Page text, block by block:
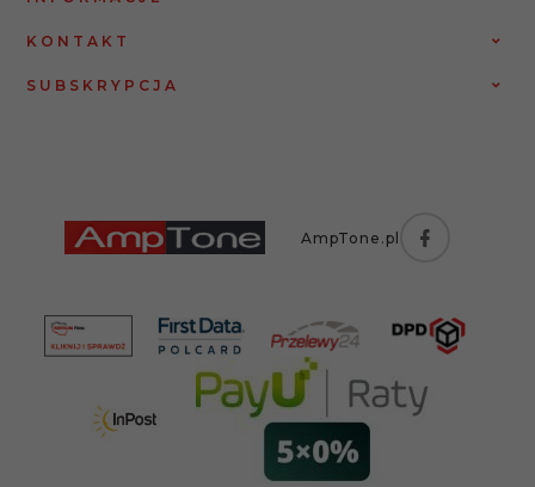
KONTAKT
SUBSKRYPCJA
AmpTone.pl